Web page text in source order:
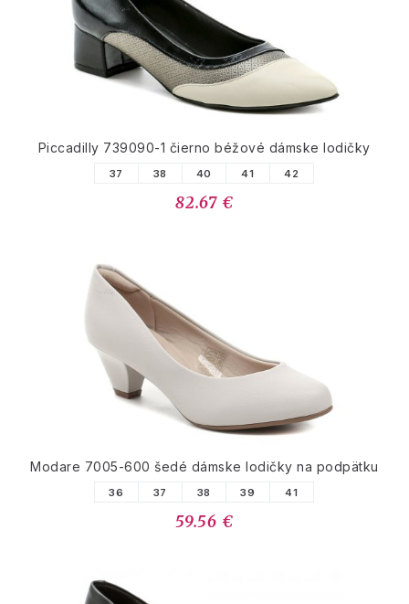
Piccadilly 739090-1 čierno béžové dámske lodičky
37 38 40 41 42
82.67 €
Modare 7005-600 šedé dámske lodičky na podpätku
36 37 38 39 41
59.56 €